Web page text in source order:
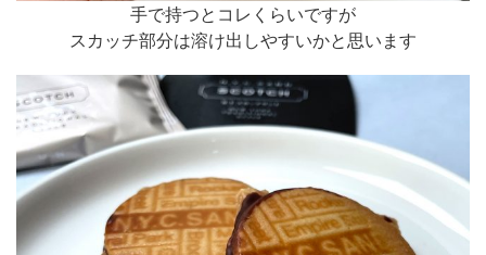
手で持つとコレくらいですが
スカッチ部分は溶け出しやすいかと思います